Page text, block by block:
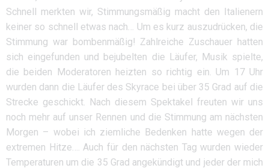
Schnell merkten wir, Stimmungsmäßig macht den Italienern
keiner so schnell etwas nach… Um es kurz auszudrücken, die
Stimmung war bombenmäßig! Zahlreiche Zuschauer hatten
sich eingefunden und bejubelten die Läufer, Musik spielte,
die beiden Moderatoren heizten so richtig ein. Um 17 Uhr
wurden dann die Läufer des Skyrace bei über 35 Grad auf die
Strecke geschickt. Nach diesem Spektakel freuten wir uns
noch mehr auf unser Rennen und die Stimmung am nächsten
Morgen – wobei ich ziemliche Bedenken hatte wegen der
extremen Hitze…. Auch für den nächsten Tag wurden wieder
Temperaturen um die 35 Grad angekündigt und jeder der mich